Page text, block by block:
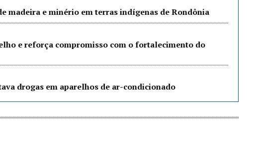
madeira e minério em terras indígenas de Rondônia
e reforça compromisso com o fortalecimento do
drogas em aparelhos de ar-condicionado